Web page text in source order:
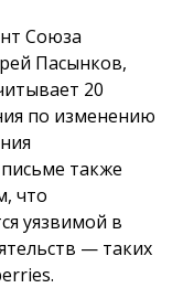
Союза
Пасынков,
20
по изменению
также
что
уязвимой в
— таких